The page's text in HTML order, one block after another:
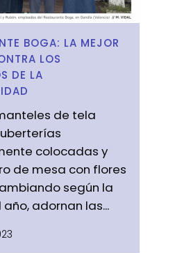
BOGA: LA MEJOR
LOS
DE LA
de tela
colocadas y
de mesa con flores
según la
adornan las...